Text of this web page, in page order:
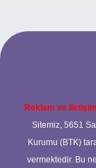
Reklam ve
Sitemiz, 5651
Kurumu (BTK)
vermektedir. Bu